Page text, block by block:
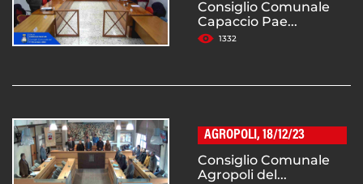
Consiglio Comunale
Capaccio Pae...
1332
AGROPOLI, 18/12/23
Consiglio Comunale
Agropoli del...